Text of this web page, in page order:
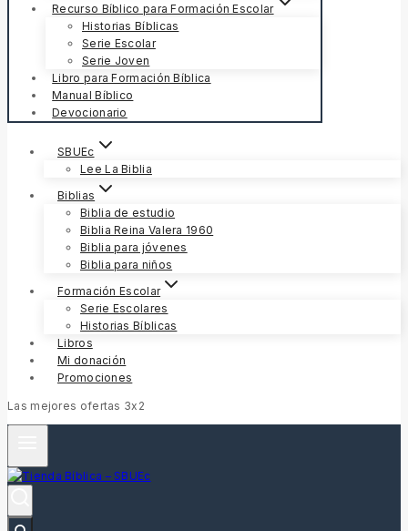
Recurso Bíblico para Formación Escolar
Historias Bíblicas
Serie Escolar
Serie Joven
Libro para Formación Bíblica
Manual Bíblico
Devocionario
SBUEc
Lee La Biblia
Biblias
Biblia de estudio
Biblia Reina Valera 1960
Biblia para jóvenes
Biblia para niños
Formación Escolar
Serie Escolares
Historias Bíblicas
Libros
Mi donación
Promociones
Las mejores ofertas 3x2